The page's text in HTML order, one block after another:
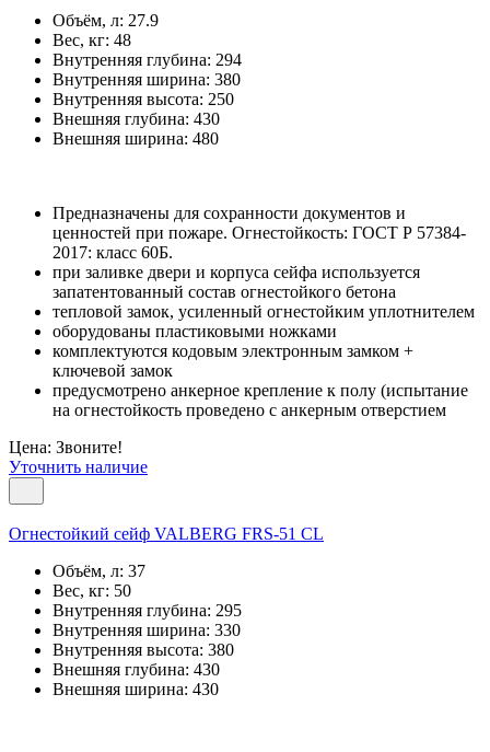
Объём, л: 27.9
Вес, кг: 48
Внутренняя глубина: 294
Внутренняя ширина: 380
Внутренняя высота: 250
Внешняя глубина: 430
Внешняя ширина: 480
Предназначены для сохранности документов и
ценностей при пожаре. Огнестойкость: ГОСТ Р 57384-
2017: класс 60Б.
при заливке двери и корпуса сейфа используется
запатентованный состав огнестойкого бетона
тепловой замок, усиленный огнестойким уплотнителем
оборудованы пластиковыми ножками
комплектуются кодовым электронным замком +
ключевой замок
предусмотрено анкерное крепление к полу (испытание
на огнестойкость проведено с анкерным отверстием
Цена: Звоните!
Уточнить наличие
Огнестойкий сейф VALBERG FRS-51 CL
Объём, л: 37
Вес, кг: 50
Внутренняя глубина: 295
Внутренняя ширина: 330
Внутренняя высота: 380
Внешняя глубина: 430
Внешняя ширина: 430